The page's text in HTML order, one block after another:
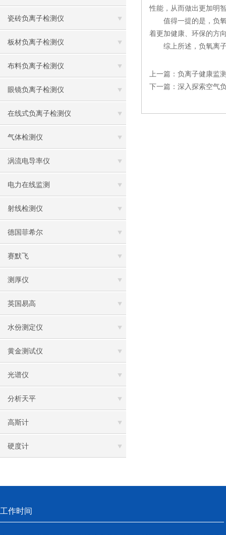
瓷砖负离子检测仪
板材负离子检测仪
布料负离子检测仪
眼镜负离子检测仪
在线式负离子检测仪
气体检测仪
涡流电导率仪
电力在线监测
射线检测仪
德国菲希尔
赛默飞
测厚仪
英国易高
水份测定仪
黄金测试仪
光谱仪
分析天平
高斯计
硬度计
性能，从而做出更加明
值得一提的是，负氧
着更加健康、环保的方
综上所述，负氧离子
上一篇： 负离子健康监
下一篇： 深入探索空气
工作时间